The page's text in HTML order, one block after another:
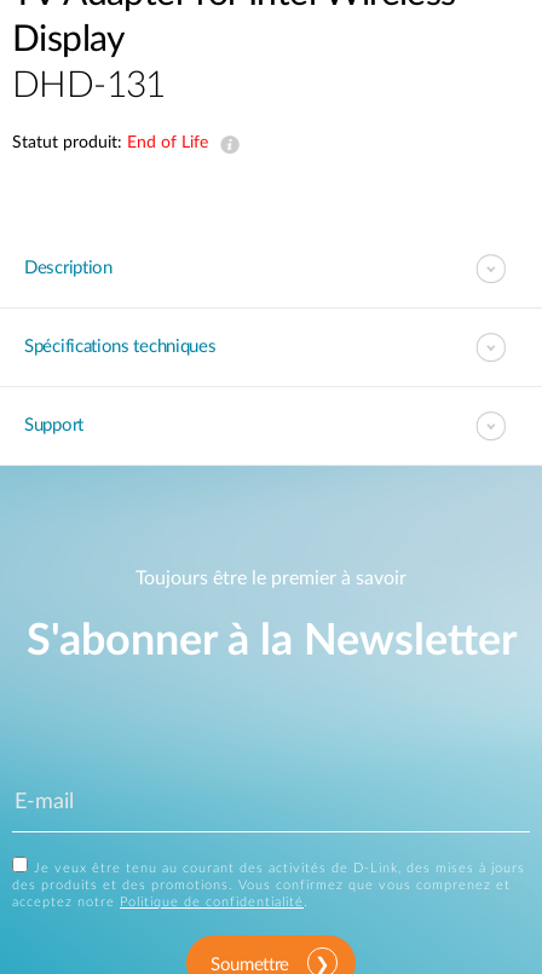
Display
DHD-131
Statut produit: End of Life
Description
Spécifications techniques
Support
Toujours être le premier à savoir
S'abonner à la Newsletter
Je veux être tenu au courant des activités de D-Link, des mises à jours
des produits et des promotions. Vous confirmez que vous comprenez et
acceptez notre
Politique de confidentialité.
Soumettre